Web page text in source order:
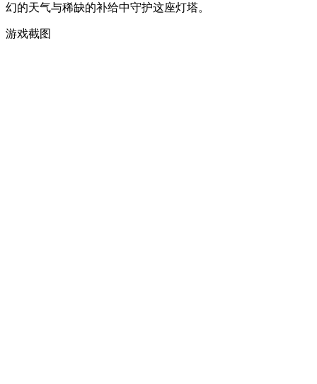
幻的天气与稀缺的补给中守护这座灯塔。
游戏截图